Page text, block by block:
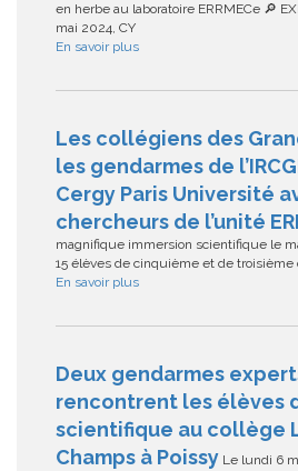
en herbe au laboratoire ERRMECe 🔎
mai 2024, CY
En savoir plus
Les collégiens des
les gendarmes de
Cergy Paris Université
chercheurs de l’unité
magnifique immersion scientifique le
15 élèves de cinquième et de troisième
En savoir plus
Deux gendarmes
rencontrent les élèves
scientifique au collège
Champs à Poissy Le lundi 6